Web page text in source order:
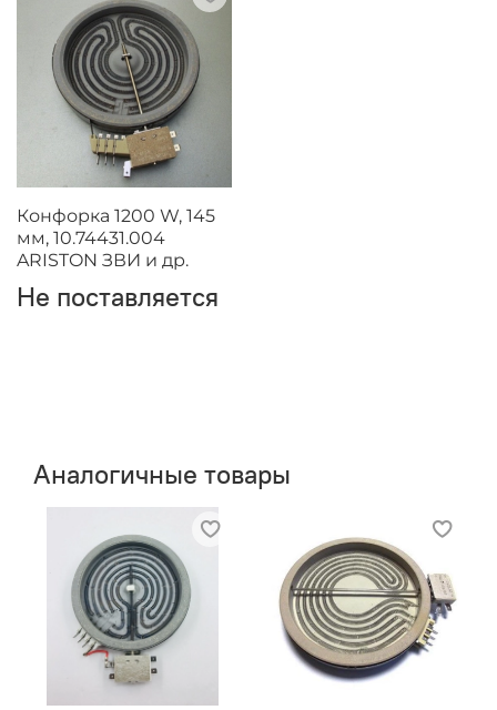
Конфорка 1200 W, 145
мм, 10.74431.004
ARISTON ЗВИ и др.
Не поставляется
Аналогичные товары